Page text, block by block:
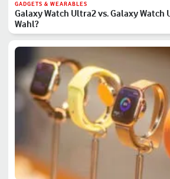
GADGETS & WEARABLES
Galaxy Watch Ultra2 vs. Galaxy Watch
Wahl?